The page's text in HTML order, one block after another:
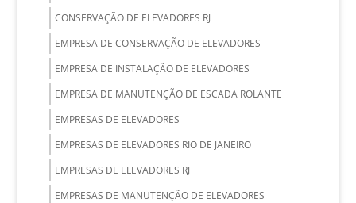
CONSERVAÇÃO DE ELEVADORES RJ
EMPRESA DE CONSERVAÇÃO DE ELEVADORES
EMPRESA DE INSTALAÇÃO DE ELEVADORES
EMPRESA DE MANUTENÇÃO DE ESCADA ROLANTE
EMPRESAS DE ELEVADORES
EMPRESAS DE ELEVADORES RIO DE JANEIRO
EMPRESAS DE ELEVADORES RJ
EMPRESAS DE MANUTENÇÃO DE ELEVADORES